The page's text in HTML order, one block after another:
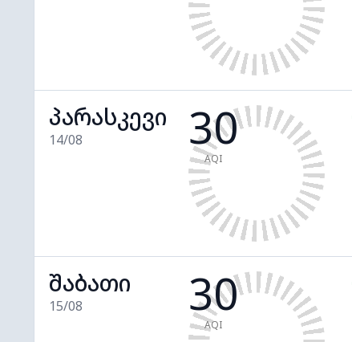
პარასკევი
14/08 30
AQI
შაბათი
15/08 30
AQI